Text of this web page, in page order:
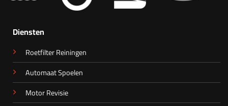
Diensten
Roetfilter Reiningen
Automaat Spoelen
Motor Revisie